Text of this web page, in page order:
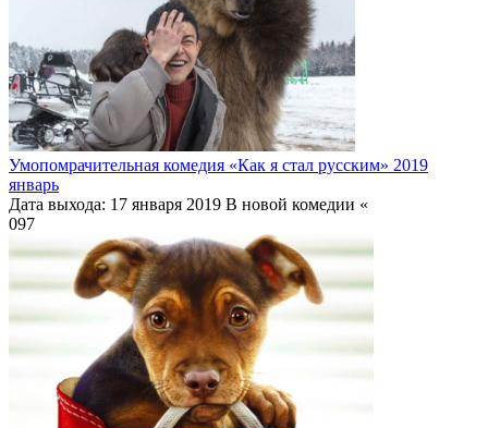
Умопомрачительная комедия «Как я стал русским» 2019
январь
Дата выхода: 17 января 2019 В новой комедии «
097